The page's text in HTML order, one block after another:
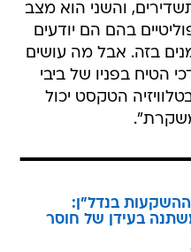
והשני הוא מצב
בהם הם יודעים
בזה. אבל מה עושים
הטיח בפניו של ביבי
הטקסט יכול
בנדל"ן:
בעידן של חוסר